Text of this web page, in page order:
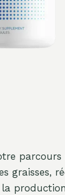
:
parcours
graisses,